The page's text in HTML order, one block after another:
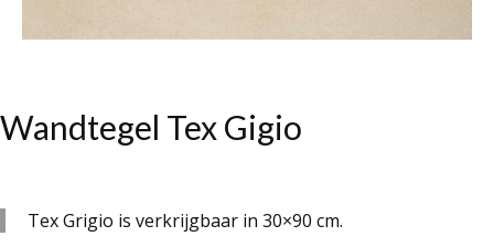
Wandtegel Tex Gigio
Tex Grigio is verkrijgbaar in 30×90 cm.